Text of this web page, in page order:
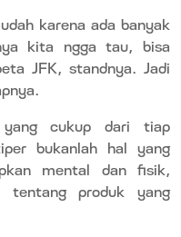
karena ada banyak
kita ngga tau, bisa
JFK, standnya. Jadi
cukup dari tiap
bukanlah hal yang
mental dan fisik,
tentang produk yang